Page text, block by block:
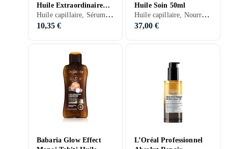
Huile Extraordinaire
Sérum Midnight 100mlHuile capillaire, Sérum capillaire de nuit, Secs
10,35 €
Huile Soin 50ml
Huile capillaire, Nourrissant, Anti-frisottis, Secs, Colorés, Abîmés, 50 ml/g
37,00 €
Babaria Glow Effect
L’Oréal Professionnel